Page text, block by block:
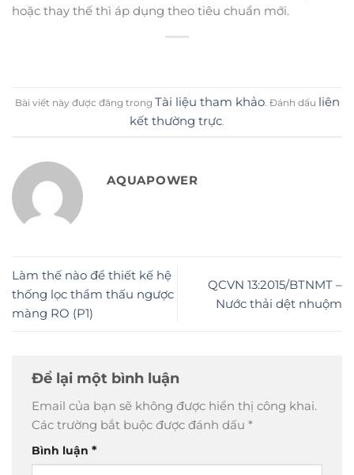
hoặc thay thế thì áp dụng theo tiêu chuẩn mới.
Bài viết này được đăng trong Tài liệu tham khảo. Đánh dấu liên
kết thường trực
AQUAPOWER
Làm thế nào để thiết kế hệ
thống lọc thẩm thấu ngược
màng RO (P1)
QCVN 13:2015/BTNMT –
Nước thải dệt nhuộm
Để lại một bình luận
Email của bạn sẽ không được hiển thị công khai.
Các trường bắt buộc được đánh dấu *
Bình luận *